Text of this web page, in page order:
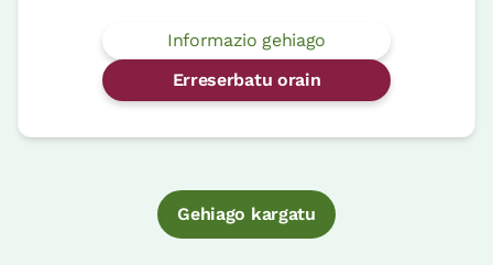
Informazio gehiago
Erreserbatu orain
Gehiago kargatu